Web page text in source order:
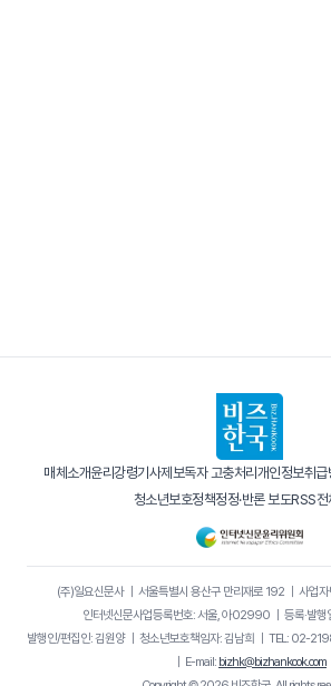
매체소개윤리강령기사제보독자 고충처리 개인정보취급
청소년보호정책정정·반론 보도RSS
(주)일요신문사｜ 서울특별시 용산구 만리재로 192｜ 사업
인터넷신문사업등록번호: 서울, 아02990
등록·발
발행인/편집인: 김원양｜ 청소년보호책임자: 김남희 TEL: 02-
E-mail: bizhk@bizhankook.com